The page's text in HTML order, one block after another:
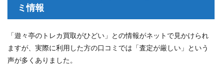
ミ情報
「遊々亭のトレカ買取がひどい」との情報がネットで見かけられ
ますが、実際に利用した方の口コミでは「査定が厳しい」という
声が多くありました。